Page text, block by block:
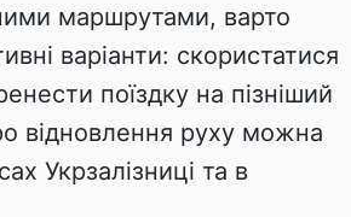
маршрутами, варто
варіанти: скористатися
поїздку на пізніший
відновлення руху можна
Укрзалізниці та в